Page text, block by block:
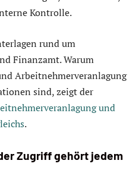
Kontrolle.
rund um
Finanzamt. Warum
Arbeitnehmerveranlagung
sind, zeigt der
und
.
Zugriff gehört jedem